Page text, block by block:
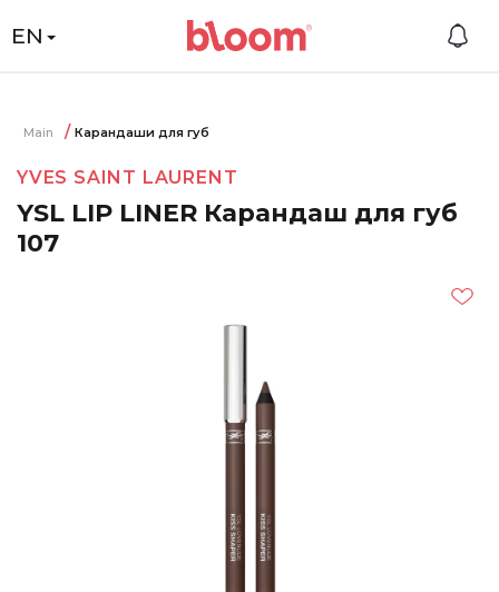
EN
Main Карандаши для губ
YVES SAINT LAURENT
YSL LIP LINER Карандаш для губ
107